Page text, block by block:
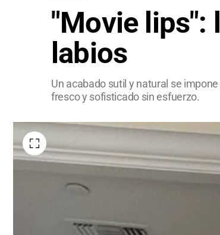
"Movie lips":
labios
Un acabado sutil y natural se
fresco y sofisticado sin esfuerzo.